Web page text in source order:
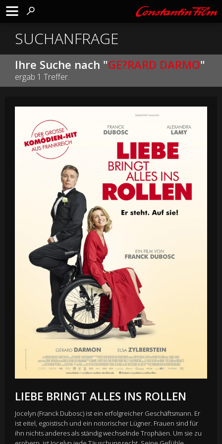
SUCHANFRAGE
Ihre Suche nach "GE?RARD DARMO"
ergab 1 Treffer.
LIEBE BRINGT ALLES INS ROLLEN
Jocelyn (Franck Dubosc) ist ein erfolgreicher Geschäftsmann. Er
ist eitel, egoistisch und ein notorischer Lügner. Frauen sind für
ihn nichts anderes als ständig wechselnde Trophäen. Um sie zu